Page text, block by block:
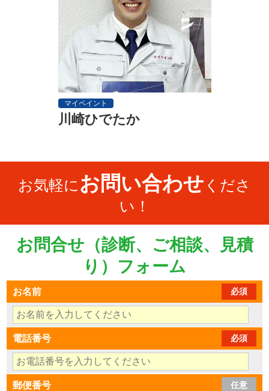
マイペイント
川崎ひでたか
お気軽に お問い合わせ くださ
い！
お問合せ（診断、ご相談、見積
り）フォーム
お名前 必須
電話番号 必須
郵便番号 任意